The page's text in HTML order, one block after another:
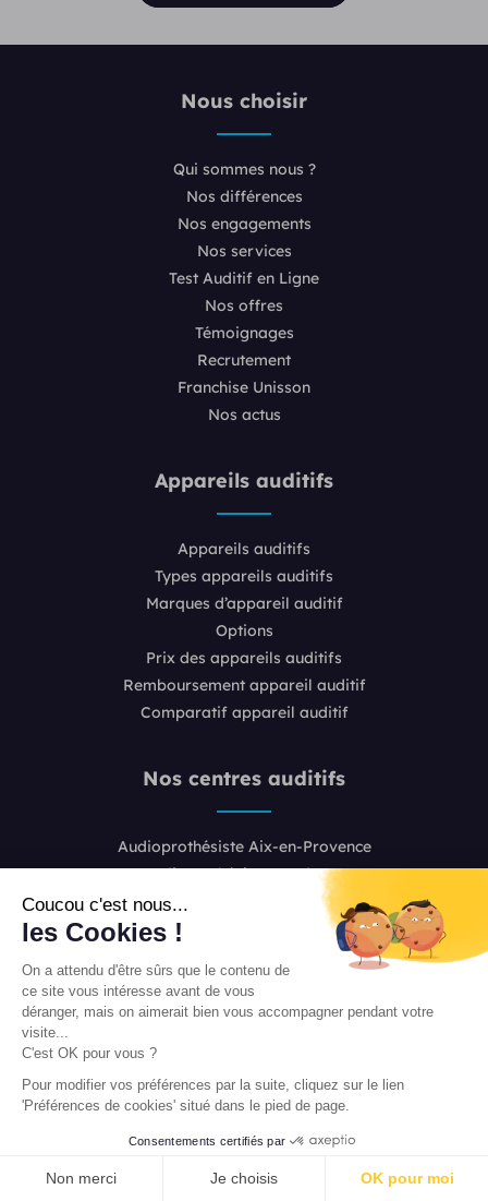
Coucou c'est nous...
les Cookies !
On a attendu d'être sûrs que le contenu de
ce site vous intéresse avant de vous
déranger, mais on aimerait bien vous accompagner pendant votre
visite...
C'est OK pour vous ?
Pour modifier vos préférences par la suite, cliquez sur le lien
'Préférences de cookies' situé dans le pied de page.
Consentements certifiés par
Non merci Je choisis OK pour moi
Nous choisir
Qui sommes nous ?
Nos différences
Nos engagements
Nos services
Test Auditif en Ligne
Nos offres
Témoignages
Recrutement
Franchise Unisson
Nos actus
Appareils auditifs
Appareils auditifs
Types appareils auditifs
Marques d’appareil auditif
Options
Prix des appareils auditifs
Remboursement appareil auditif
Comparatif appareil auditif
Nos centres auditifs
Audioprothésiste Aix-en-Provence
Audioprothésiste Bordeaux
Audioprothésiste Boulogne-Billancourt
Audioprothésiste Colombes
Audioprothésiste Lyon 2
Audioprothésiste Lyon 6
Audioprothésiste Paris 8
Audioprothésiste Paris 16
Audioprothésiste Paris 20
Audioprothésiste Toulouse